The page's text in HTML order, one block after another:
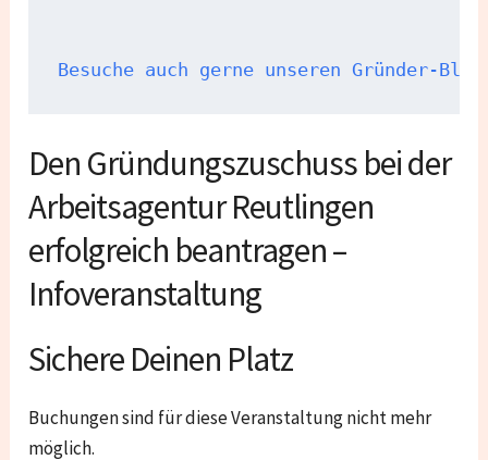
Besuche auch gerne unseren Gründer-Blog
Den Gründungszuschuss bei der
Arbeitsagentur Reutlingen
erfolgreich beantragen –
Infoveranstaltung
Sichere Deinen Platz
Buchungen sind für diese Veranstaltung nicht mehr
möglich.